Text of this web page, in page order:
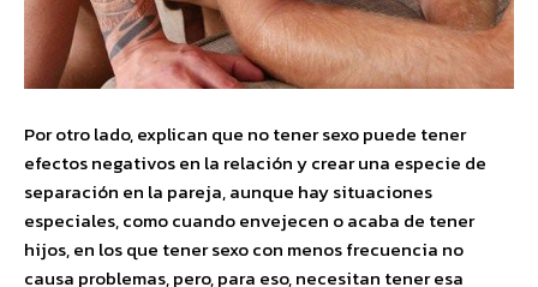
Por otro lado, explican que no tener sexo puede tener
efectos negativos en la relación y crear una especie de
separación en la pareja, aunque hay situaciones
especiales, como cuando envejecen o acaba de tener
hijos, en los que tener sexo con menos frecuencia no
causa problemas, pero, para eso, necesitan tener esa